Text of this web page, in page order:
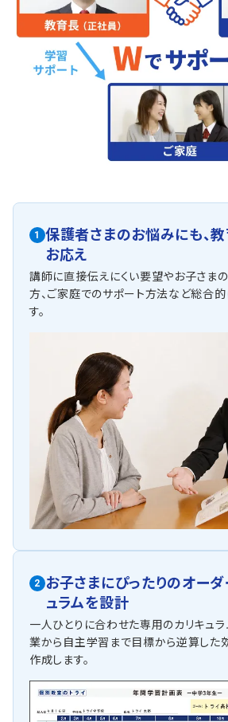
1 保護者さまのお悩みにも、
お応え
講師に直接伝えにくい要望やお子さま
方、ご家庭でのサポート方法など総合
す。
2 お子さまにぴったりのオーダ
ュラムを設計
一人ひとりに合わせた専用のカリキュラ
業から自主学習まで目標から逆算した
作成します。